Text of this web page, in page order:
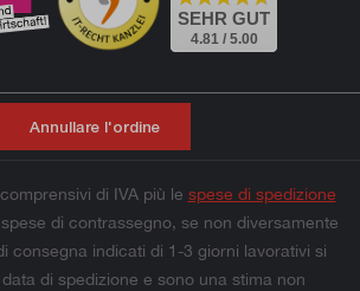
SEHR GUT
4.81 / 5.00
Annullare l'ordine
di IVA più le spese di spedizione
di contrassegno, se non diversamente
consegna indicati di 1-3 giorni lavorativi si
di spedizione e sono una stima non